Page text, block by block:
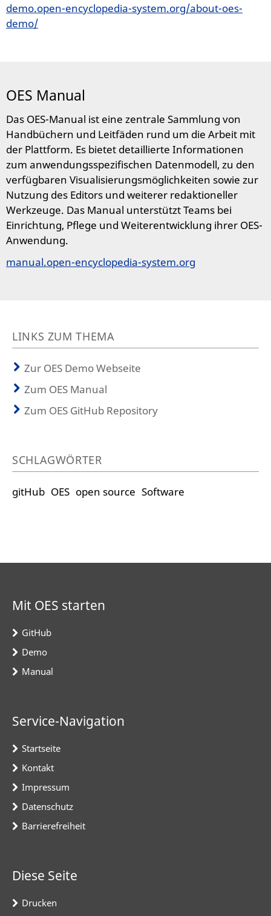
demo.open-encyclopedia-system.org/about-oes-
demo/
OES Manual
Das OES-Manual ist eine zentrale Sammlung von
Handbüchern und Leitfäden rund um die Arbeit mit
der Plattform. Es bietet detaillierte Informationen
zum anwendungsspezifischen Datenmodell, zu den
verfügbaren Visualisierungsmöglichkeiten sowie zur
Nutzung des Editors und weiterer redaktioneller
Werkzeuge. Das Manual unterstützt Teams bei
Einrichtung, Pflege und Weiterentwicklung ihrer OES-
Anwendung.
manual.open-encyclopedia-system.org
LINKS ZUM THEMA
Zur OES Demo Webseite
Zum OES Manual
Zum OES GitHub Repository
SCHLAGWÖRTER
gitHub OES open source Software
Mit OES starten
GitHub
Demo
Manual
Service-Navigation
Startseite
Kontakt
Impressum
Datenschutz
Barrierefreiheit
Diese Seite
Drucken